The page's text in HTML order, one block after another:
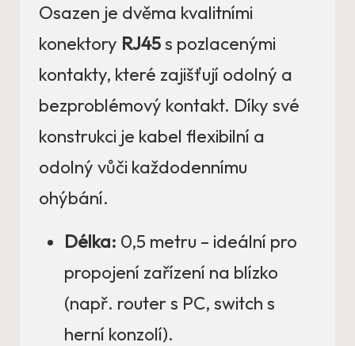
Osazen je dvěma kvalitními
konektory RJ45s pozlacenými
kontakty, které zajišťují odolný a
bezproblémový kontakt. Díky své
konstrukci je kabel flexibilní a
odolný vůči každodennímu
ohýbání.
Délka: 0,5 metru – ideální pro
propojení zařízení na blízko
(např. router s PC, switch s
herní konzolí).